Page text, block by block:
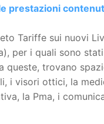
prestazioni
Tariffe sui nuovi
per i quali sono
queste, trovano
i visori ottici, la
la Pma, i